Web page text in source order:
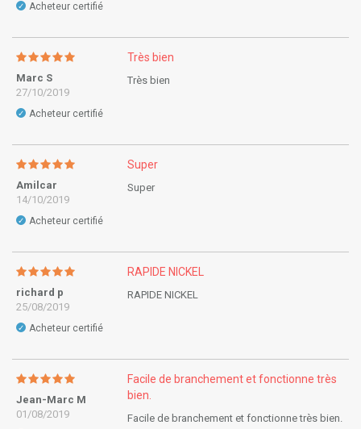
✓ Acheteur certifié
Marc S
27/10/2019
✓ Acheteur certifié
Très bien
Très bien
Amilcar
14/10/2019
✓ Acheteur certifié
Super
Super
richard p
25/08/2019
✓ Acheteur certifié
RAPIDE NICKEL
RAPIDE NICKEL
Jean-Marc M
01/08/2019
Facile de branchement et fonctionne très
bien.
Facile de branchement et fonctionne très bien.